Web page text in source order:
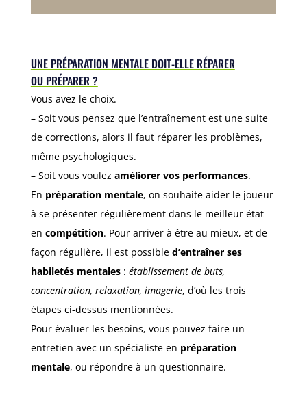
UNE PRÉPARATION MENTALE DOIT-ELLE RÉPARER
OU PRÉPARER ?
Vous avez le choix.
– Soit vous pensez que l’entraînement est une suite
de corrections, alors il faut réparer les problèmes,
même psychologiques.
– Soit vous voulez améliorer vos performances.
En préparation mentale, on souhaite aider le joueur
à se présenter régulièrement dans le meilleur état
en compétition. Pour arriver à être au mieux, et de
façon régulière, il est possible d’entraîner ses
habiletés mentales : établissement de buts,
concentration, relaxation, imagerie, d’où les trois
étapes ci-dessus mentionnées.
Pour évaluer les besoins, vous pouvez faire un
entretien avec un spécialiste en préparation
mentale, ou répondre à un questionnaire.